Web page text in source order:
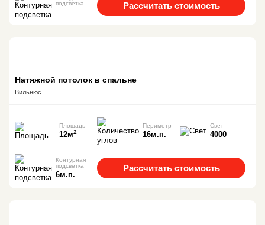
подсветка
Рассчитать стоимость
Натяжной потолок в спальне
Вильнюс
Площадь
12м2
Периметр
16м.п.
Свет
4000
Контурная
подсветка
6м.п.
Рассчитать стоимость